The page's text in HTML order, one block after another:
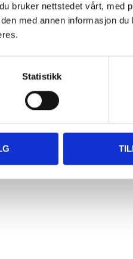
bruker nettstedet vårt, med
med annen informasjon du
Statistikk
,-
180 stk.